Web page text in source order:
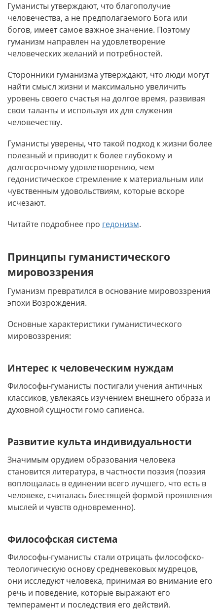
Гуманисты утверждают, что благополучие
человечества, а не предполагаемого Бога или
богов, имеет самое важное значение. Поэтому
гуманизм направлен на удовлетворение
человеческих желаний и потребностей.
Сторонники гуманизма утверждают, что люди могут
найти смысл жизни и максимально увеличить
уровень своего счастья на долгое время, развивая
свои таланты и используя их для служения
человечеству.
Гуманисты уверены, что такой подход к жизни более
полезный и приводит к более глубокому и
долгосрочному удовлетворению, чем
гедонистическое стремление к материальным или
чувственным удовольствиям, которые вскоре
исчезают.
Читайте подробнее про гедонизм.
Принципы гуманистического
мировоззрения
Гуманизм превратился в основание мировоззрения
эпохи Возрождения.
Основные характеристики гуманистического
мировоззрения:
Интерес к человеческим нуждам
Философы-гуманисты постигали учения античных
классиков, увлекаясь изучением внешнего образа и
духовной сущности гомо сапиенса.
Развитие культа индивидуальности
Значимым орудием образования человека
становится литература, в частности поэзия (поэзия
воплощалась в единении всего лучшего, что есть в
человеке, считалась блестящей формой проявления
мыслей и чувств одновременно).
Философская система
Философы-гуманисты стали отрицать философско-
теологическую основу средневековых мудрецов,
они исследуют человека, принимая во внимание его
речь и поведение, которые выражают его
темперамент и последствия его действий.